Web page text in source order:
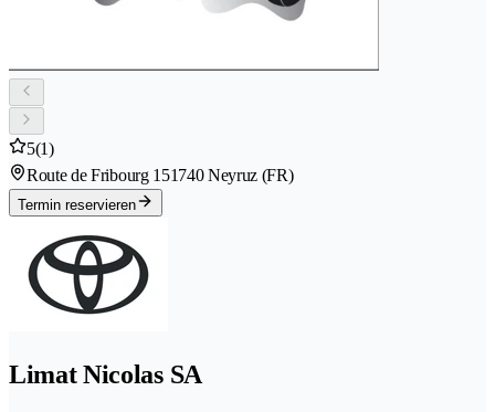
5(1)
Route de Fribourg 151740 Neyruz (FR)
Termin reservieren
Limat Nicolas SA